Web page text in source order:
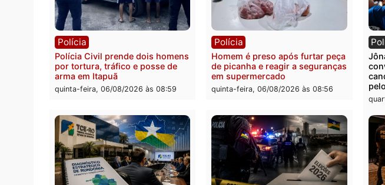
Polícia
Homem é esfaqueado no tórax
durante briga com vizinho no
bairro Ulysses Guimarães
quinta-feira, 06/08/2026 às 09:24
Polícia
Três suspeitos ligados a facção
criminosa são presos por
receptação e adulteração de
veículos em Porto Velho
quinta-feira, 06/08/2026 às 09:05